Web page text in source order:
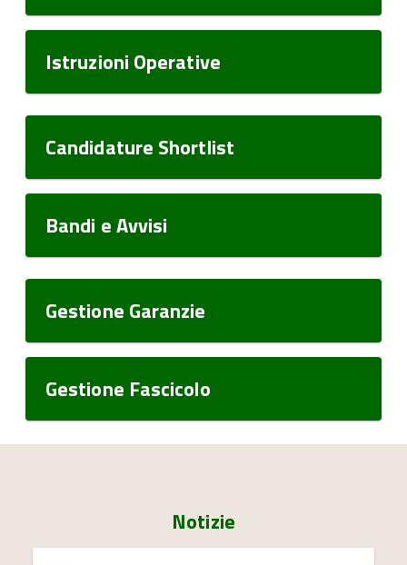
Istruzioni Operative
Candidature Shortlist
Bandi e Avvisi
Gestione Garanzie
Gestione Fascicolo
Notizie